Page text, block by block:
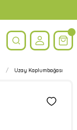
Uzay Kaplumbağası